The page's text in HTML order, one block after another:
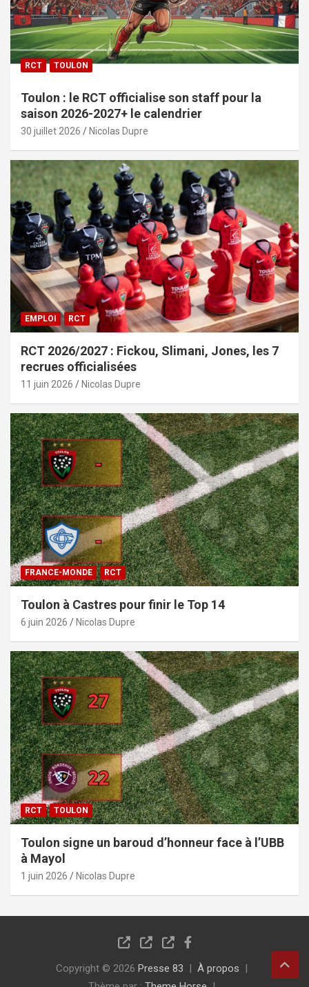
RCT TOULON
Toulon : le RCT officialise son staff pour la
saison 2026-2027+ le calendrier
30 juillet 2026 Nicolas Dupre
EMPLOI RCT
RCT 2026/2027 : Fickou, Slimani, Jones, les 7
recrues officialisées
11 juin 2026 Nicolas Dupre
FRANCE-MONDE RCT
Toulon à Castres pour finir le Top 14
6 juin 2026 Nicolas Dupre
RCT TOULON
Toulon signe un baroud d’honneur face à l’UBB
à Mayol
1 juin 2026 Nicolas Dupre
Copyright © 2026 Presse 83
À propos